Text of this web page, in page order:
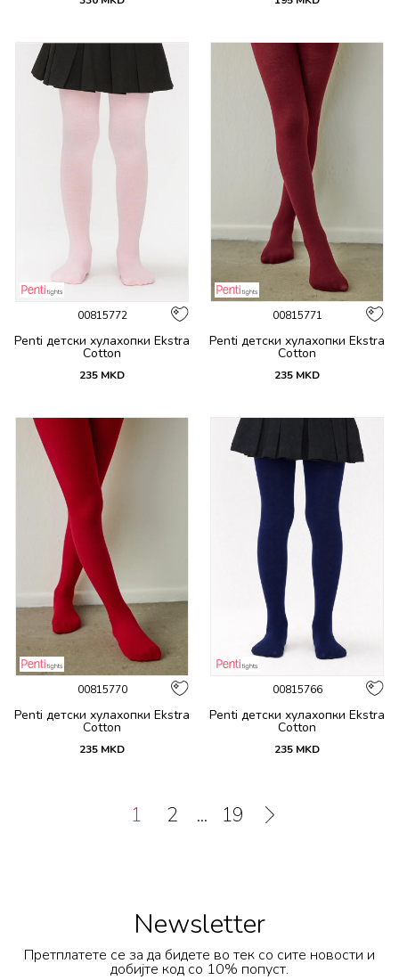
00815772
Penti детски хулахопки Ekstra
Cotton
235 MKD
00815771
Penti детски хулахопки Ekstra
Cotton
235 MKD
00815770
Penti детски хулахопки Ekstra
Cotton
235 MKD
00815766
Penti детски хулахопки Ekstra
Cotton
235 MKD
1 2 ... 19
Newsletter
Претплатете се за да бидете во тек со сите новости и
добијте код со 10% попуст.